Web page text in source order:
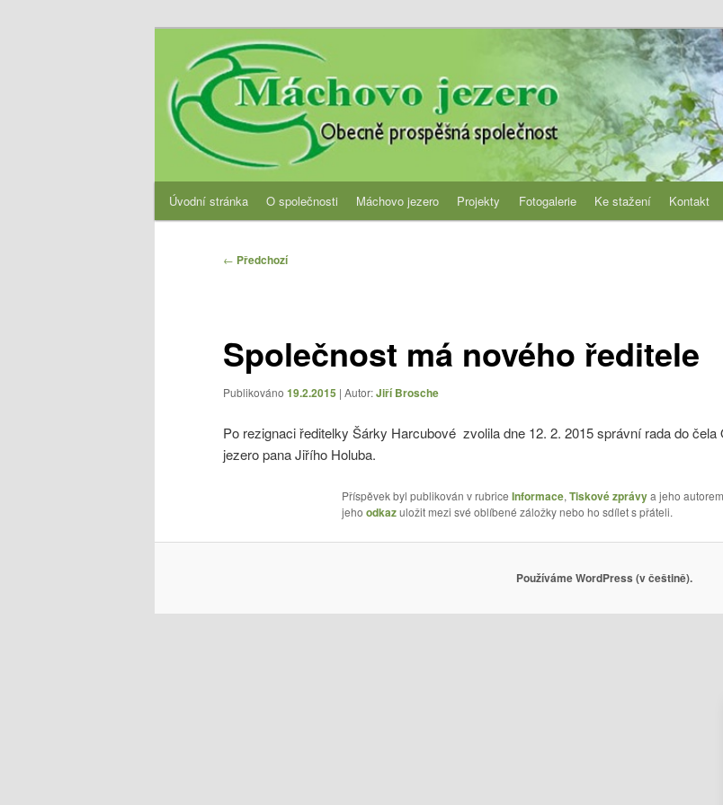
OPS Máchovo jezero
Obecně prospěšná společnost
Hlavní
Úvodní stránka O společnosti Máchovo jezero Projekty Fotogalerie Ke stažení Kontakt
Navigace
← Předchozí
Společnost má nového ředitele
Publikováno 19.2.2015 | Autor:Jiří Brosche
Po rezignaci ředitelky Šárky Harcubové zvolila dne 12. 2. 2015 správní rada do
jezero pana Jiřího Holuba.
Příspěvek byl publikován v rubrice Informace, Tiskové zprávya jeho
jeho odkazuložit mezi své oblíbené záložky nebo ho sdílet s přáteli.
Používáme WordPress (v češtině).